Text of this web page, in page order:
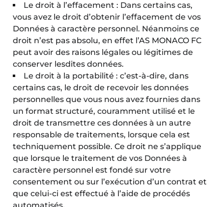
Le droit à l’effacement : Dans certains cas,
vous avez le droit d’obtenir l’effacement de vos
Données à caractère personnel. Néanmoins ce
droit n’est pas absolu, en effet l’AS MONACO FC
peut avoir des raisons légales ou légitimes de
conserver lesdites données.
Le droit à la portabilité : c’est-à-dire, dans
certains cas, le droit de recevoir les données
personnelles que vous nous avez fournies dans
un format structuré, couramment utilisé et le
droit de transmettre ces données à un autre
responsable de traitements, lorsque cela est
techniquement possible. Ce droit ne s’applique
que lorsque le traitement de vos Données à
caractère personnel est fondé sur votre
consentement ou sur l’exécution d’un contrat et
que celui-ci est effectué à l’aide de procédés